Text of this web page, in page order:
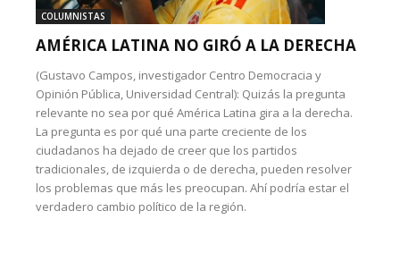
COLUMNISTAS
AMÉRICA LATINA NO GIRÓ A LA DERECHA
(Gustavo Campos, investigador Centro Democracia y
Opinión Pública, Universidad Central): Quizás la pregunta
relevante no sea por qué América Latina gira a la derecha.
La pregunta es por qué una parte creciente de los
ciudadanos ha dejado de creer que los partidos
tradicionales, de izquierda o de derecha, pueden resolver
los problemas que más les preocupan. Ahí podría estar el
verdadero cambio político de la región.